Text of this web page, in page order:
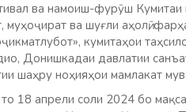
ва намоиш-фурӯш Кумитаи
муҳоҷират ва шуғли аҳолӣ,
кумитаҳои
Донишкадаи давлатии
шаҳру ноҳияҳои мамлакат
18 апрели соли 2024 бо